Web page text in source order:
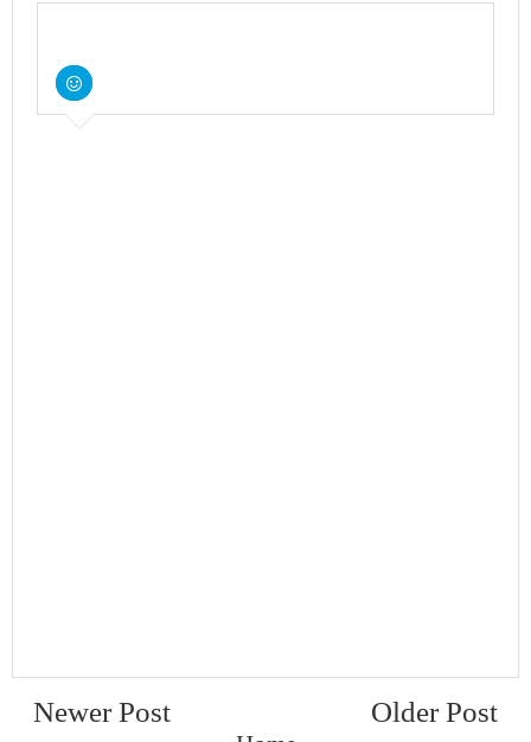
Newer Post Older Post